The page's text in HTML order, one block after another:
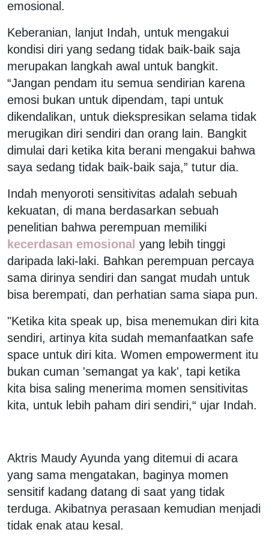
emosional.
Keberanian, lanjut Indah, untuk mengakui
kondisi diri yang sedang tidak baik-baik saja
merupakan langkah awal untuk bangkit.
“Jangan pendam itu semua sendirian karena
emosi bukan untuk dipendam, tapi untuk
dikendalikan, untuk diekspresikan selama tidak
merugikan diri sendiri dan orang lain. Bangkit
dimulai dari ketika kita berani mengakui bahwa
saya sedang tidak baik-baik saja,” tutur dia.
Indah menyoroti sensitivitas adalah sebuah
kekuatan, di mana berdasarkan sebuah
penelitian bahwa perempuan memiliki
kecerdasan emosional yang lebih tinggi
daripada laki-laki. Bahkan perempuan percaya
sama dirinya sendiri dan sangat mudah untuk
bisa berempati, dan perhatian sama siapa pun.
"Ketika kita speak up, bisa menemukan diri kita
sendiri, artinya kita sudah memanfaatkan safe
space untuk diri kita. Women empowerment itu
bukan cuman 'semangat ya kak', tapi ketika
kita bisa saling menerima momen sensitivitas
kita, untuk lebih paham diri sendiri,“ ujar Indah.
Aktris Maudy Ayunda yang ditemui di acara
yang sama mengatakan, baginya momen
sensitif kadang datang di saat yang tidak
terduga. Akibatnya perasaan kemudian menjadi
tidak enak atau kesal.